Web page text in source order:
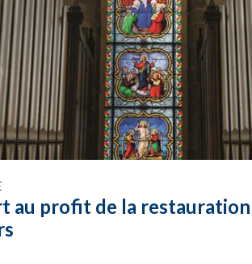
au profit de la restauration